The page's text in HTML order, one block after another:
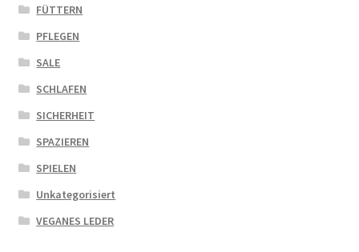
FÜTTERN
PFLEGEN
SALE
SCHLAFEN
SICHERHEIT
SPAZIEREN
SPIELEN
Unkategorisiert
VEGANES LEDER